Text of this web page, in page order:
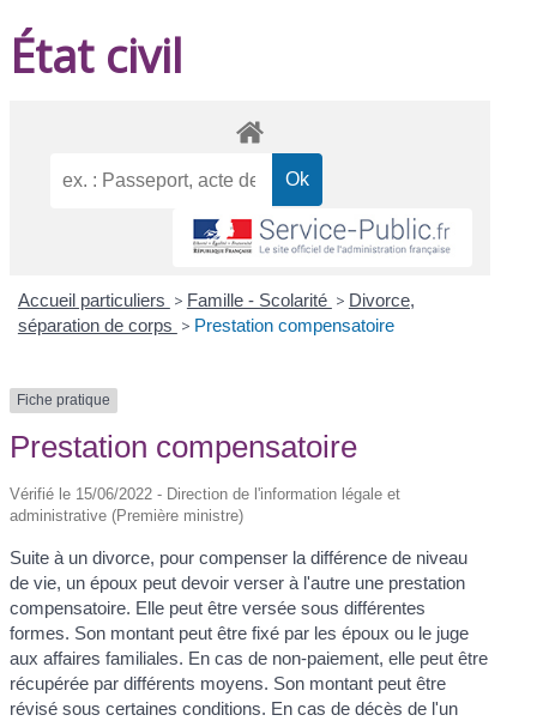
État civil
Accueil particuliers > Famille - Scolarité > Divorce,
séparation de corps > Prestation compensatoire
Fiche pratique
Prestation compensatoire
Vérifié le 15/06/2022 - Direction de l'information légale et
administrative (Première ministre)
Suite à un divorce, pour compenser la différence de niveau
de vie, un époux peut devoir verser à l'autre une prestation
compensatoire. Elle peut être versée sous différentes
formes. Son montant peut être fixé par les époux ou le juge
aux affaires familiales. En cas de non-paiement, elle peut être
récupérée par différents moyens. Son montant peut être
révisé sous certaines conditions. En cas de décès de l'un